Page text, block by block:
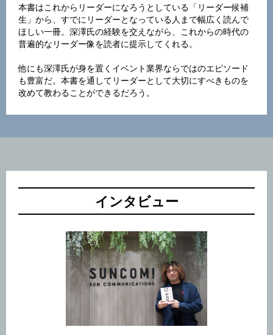
本書はこれからリーダーになろうとしている「リーダー候補
生」から、すでにリーダーとなっている人まで幅広く読んで
ほしい一冊。深澤氏の経験を交えながら、これからの時代の
普遍的なリーダー像を読者に提示してくれる。
他にも深澤氏が身を置くイベント業界ならではのエピソード
も豊富だ。本書を通してリーダーとして大切にすべきものを
改めて教わることができるだろう。
インタビュー